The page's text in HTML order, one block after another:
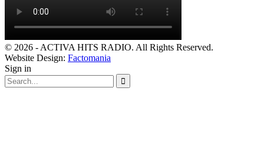
© 2026 - ACTIVA HITS RADIO. All Rights Reserved.
Website Design: Factomania
Sign in